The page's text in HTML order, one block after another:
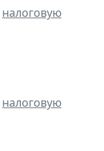
налоговую
налоговую